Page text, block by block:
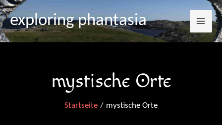
Zum
Inhalt
springen
exploring phantasia
mystische Orte
Startseite mystische Orte